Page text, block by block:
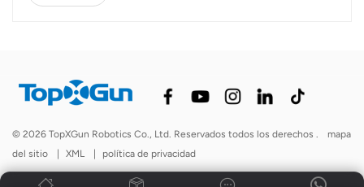
varios factores, incluyendo la tecnología de la batería, la
las baterías de litio para lograr la máxima movilidad, las
tecnologías emergentes, como las baterías de estado
por cable, están ampliando las posibilidades para
diferentes aplicaciones. Más importante aún, la duración
de la batería es solo una parte de la ec...
© 2026 TopXGun Robotics Co., Ltd. Reservados todos los derechos .
mapa
del sitio
| XML | política de privacidad